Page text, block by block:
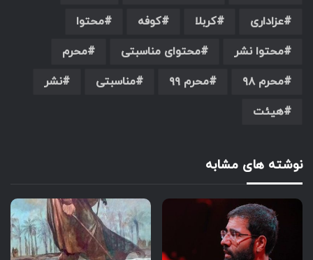
عزاداری
کربلا کوفه
محتوا
محتوا نشر
محتوای مناسبتی
محرم
محرم ۹۸
محرم ۹۹ مناسبتی
نشر
هیئت
نوشته های مشابه